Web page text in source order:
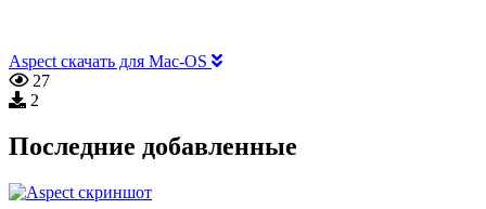
Aspect скачать для Mac-OS
27
2
Последние добавленные